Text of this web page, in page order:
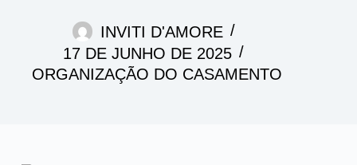
INVITI D'AMORE
17 DE JUNHO DE 2025
ORGANIZAÇÃO DO CASAMENTO